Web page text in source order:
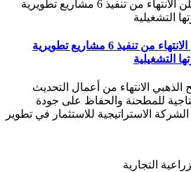
مطاحن القمح الذهبي تعلن الانتهاء من تنفيذ 6 مشاريع تطويرية
التشغيلية
الانتهاء من أعمال التحديث
للمطحنة والحفاظ على جودة
الاستراتيجية للاستثمار في تطوير